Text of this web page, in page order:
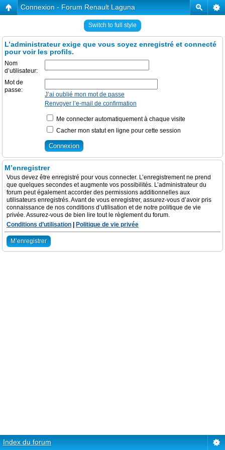
Connexion - Forum Renault Laguna
Switch to full style
L’administrateur exige que vous soyez enregistré et connecté
pour voir les profils.
Nom
d’utilisateur:
Mot de
passe:
J’ai oublié mon mot de passe
Renvoyer l’e-mail de confirmation
Me connecter automatiquement à chaque visite
Cacher mon statut en ligne pour cette session
M’enregistrer
Vous devez être enregistré pour vous connecter. L’enregistrement ne prend
que quelques secondes et augmente vos possibilités. L’administrateur du
forum peut également accorder des permissions additionnelles aux
utilisateurs enregistrés. Avant de vous enregistrer, assurez-vous d’avoir pris
connaissance de nos conditions d’utilisation et de notre politique de vie
privée. Assurez-vous de bien lire tout le règlement du forum.
Conditions d’utilisation
Politique de vie privée
M’enregistrer
Index du forum